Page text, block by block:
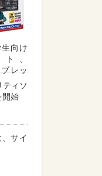
向け
、
レッ
ィソ
開始
サイ